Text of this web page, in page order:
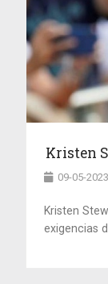
Kristen
09-05-
Kristen
exigencias